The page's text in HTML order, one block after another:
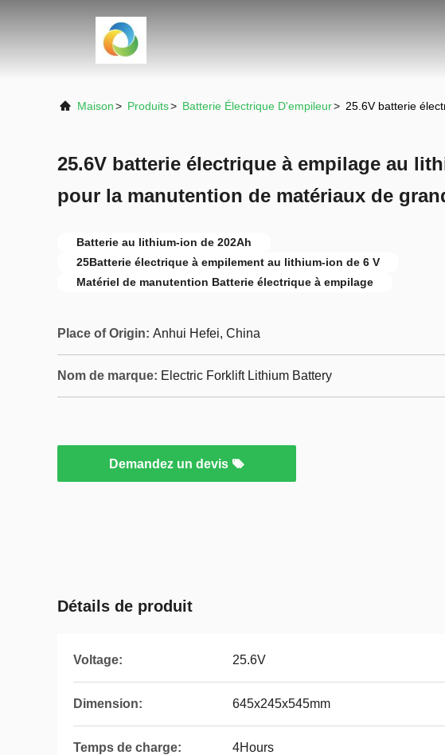
Maison> Produits> Batterie Électrique D'empileur> 25.6V batterie
25.6V batterie électrique à empilage au
pour la manutention de matériaux de
Batterie au lithium-ion de 202Ah
25Batterie électrique à empilement au lithium-ion de 6 V
Matériel de manutention Batterie électrique à empilage
Place of Origin: Anhui Hefei, China
Nom de marque: Electric Forklift Lithium Battery
Demandez un devis
Détails de produit
Voltage: 25.6V
Dimension: 645x245x545mm
Temps de charge: 4Hours